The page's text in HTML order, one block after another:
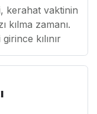
kerahat vaktinin
kılma zamanı.
kılınır